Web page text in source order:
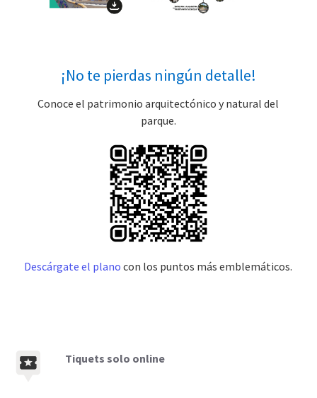
¡No te pierdas ningún detalle!
Conoce el patrimonio arquitectónico y natural del
parque.
Descárgate el plano con los puntos más emblemáticos.
Tiquets solo online